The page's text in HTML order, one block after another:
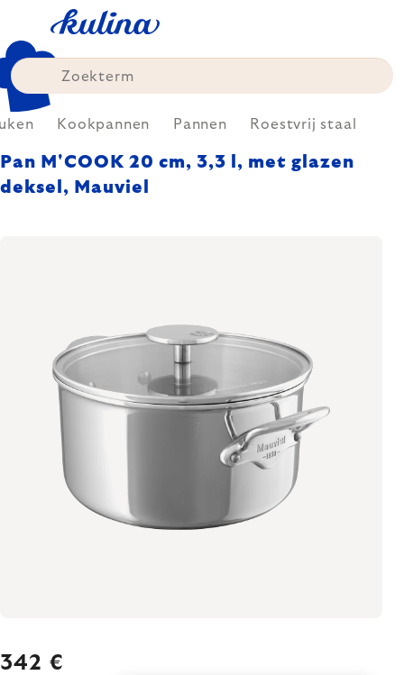
content
Kookpannen Pannen Roestvrij staal
Pan M'COOK 20 cm, 3,3 l, met glazen
deksel, Mauviel
342 €